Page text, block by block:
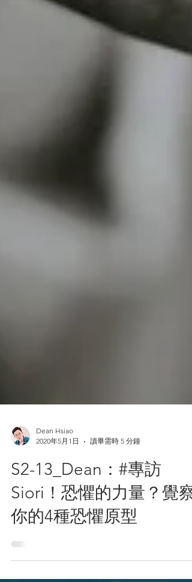
2020年5月1日
讀畢需時 5 分鐘
S2-13_Dean：#專訪
Siori！恐懼的力量？覺察
你的4種恐懼原型